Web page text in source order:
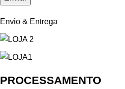
Envio & Entrega
PROCESSAMENTO